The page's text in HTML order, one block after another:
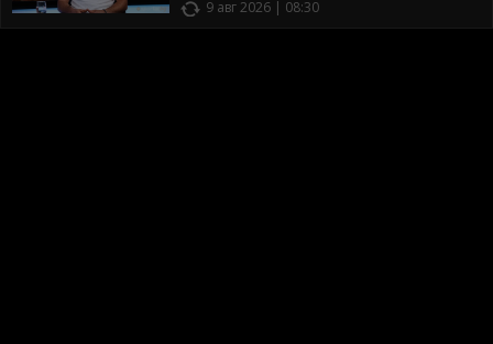
9 авг 2026 | 08:30